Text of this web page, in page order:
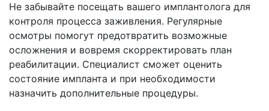
Не забывайте посещать вашего имплантолога для
контроля процесса заживления. Регулярные
осмотры помогут предотвратить возможные
осложнения и вовремя скорректировать план
реабилитации. Специалист сможет оценить
состояние импланта и при необходимости
назначить дополнительные процедуры.